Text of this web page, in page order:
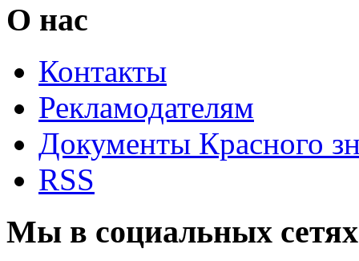
О нас
Контакты
Рекламодателям
Документы Красного
RSS
Мы в социальных сетях